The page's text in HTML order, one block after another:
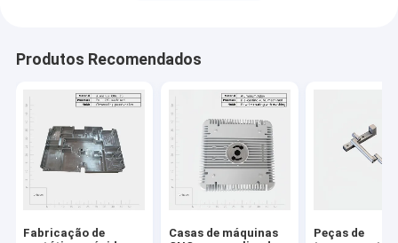
Produtos Recomendados
Fabricação de
Casas de máquinas
Peças de